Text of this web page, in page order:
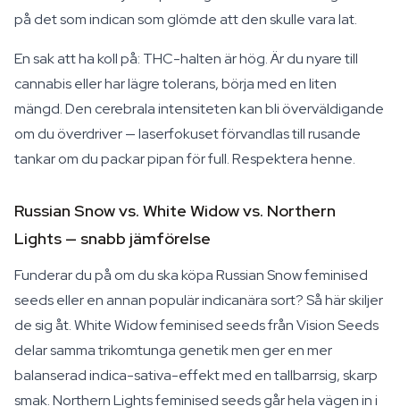
på det som indican som glömde att den skulle vara lat.
En sak att ha koll på: THC-halten är hög. Är du nyare till
cannabis eller har lägre tolerans, börja med en liten
mängd. Den cerebrala intensiteten kan bli överväldigande
om du överdriver — laserfokuset förvandlas till rusande
tankar om du packar pipan för full. Respektera henne.
Russian Snow vs. White Widow vs. Northern
Lights — snabb jämförelse
Funderar du på om du ska köpa Russian Snow feminised
seeds eller en annan populär indicanära sort? Så här skiljer
de sig åt. White Widow feminised seeds från Vision Seeds
delar samma trikomtunga genetik men ger en mer
balanserad indica-sativa-effekt med en tallbarrsig, skarp
smak. Northern Lights feminised seeds går hela vägen in i